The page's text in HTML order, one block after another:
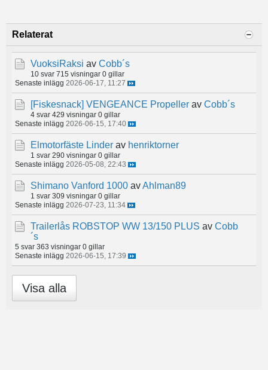
Relaterat
VuoksiRaksi av Cobb´s
10 svar 715 visningar 0 gillar
Senaste inlägg 2026-06-17, 11:27
[Fiskesnack] VENGEANCE Propeller av Cobb´s
4 svar 429 visningar 0 gillar
Senaste inlägg 2026-06-15, 17:40
Elmotorfäste Linder av henriktorner
1 svar 290 visningar 0 gillar
Senaste inlägg 2026-05-08, 22:43
Shimano Vanford 1000 avAhlman89
1 svar 309 visningar 0 gillar
Senaste inlägg 2026-07-23, 11:34
Trailerlås ROBSTOP WW 13/150 PLUS av Cobb
´s
5 svar 363 visningar 0 gillar
Senaste inlägg 2026-06-15, 17:39
Visa alla